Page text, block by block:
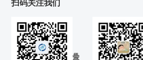
扫码关注我们